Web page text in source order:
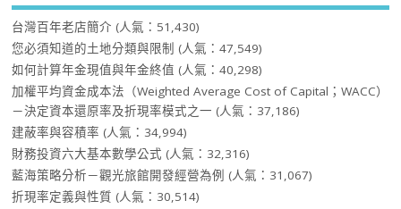
台灣百年老店簡介 (人氣：51,430)
您必須知道的土地分類與限制 (人氣：47,549)
如何計算年金現值與年金終值 (人氣：40,298)
加權平均資金成本法（Weighted Average Cost of Capital；WACC）
－決定資本還原率及折現率模式之一 (人氣：37,186)
建蔽率與容積率 (人氣：34,994)
財務投資六大基本數學公式 (人氣：32,316)
藍海策略分析－觀光旅館開發經營為例 (人氣：31,067)
折現率定義與性質 (人氣：30,514)